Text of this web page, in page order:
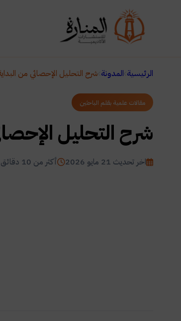
الرئيسية المدونة شرح التحليل الإحصائي من
مقالات علمية بقلم الباحثين
شرح التحليل
اخر تحديث 21 مايو 2026 أكثر من 10 دقائق قراءة